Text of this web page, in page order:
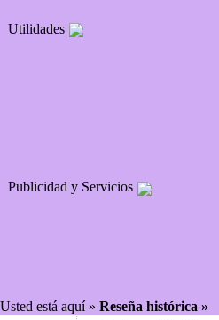
Utilidades
Publicidad y Servicios
Usted está aquí » Reseña histórica »